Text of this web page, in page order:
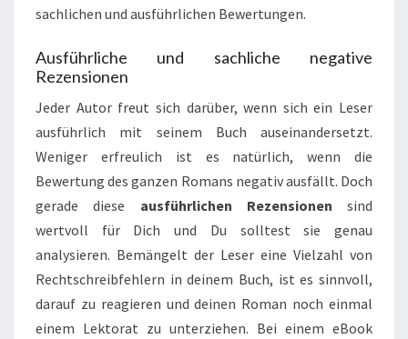
sachlichen und ausführlichen Bewertungen.
Ausführliche und sachliche negative
Rezensionen
Jeder Autor freut sich darüber, wenn sich ein Leser
ausführlich mit seinem Buch auseinandersetzt.
Weniger erfreulich ist es natürlich, wenn die
Bewertung des ganzen Romans negativ ausfällt. Doch
gerade diese ausführlichen Rezensionen sind
wertvoll für Dich und Du solltest sie genau
analysieren. Bemängelt der Leser eine Vielzahl von
Rechtschreibfehlern in deinem Buch, ist es sinnvoll,
darauf zu reagieren und deinen Roman noch einmal
einem Lektorat zu unterziehen. Bei einem eBook